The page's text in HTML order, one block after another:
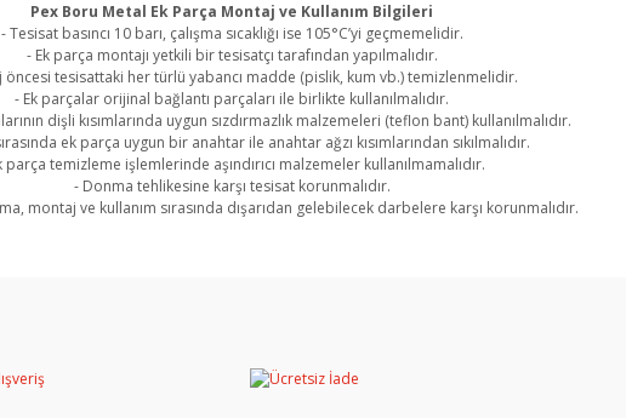
Pex Boru Metal Ek Parça Montaj ve Kullanım Bilgileri
- Tesisat basıncı 10 barı, çalışma sıcaklığı ise 105°C’yi geçmemelidir.
- Ek parça montajı yetkili bir tesisatçı tarafından yapılmalıdır.
öncesi tesisattaki her türlü yabancı madde (pislik, kum vb.) temizlenmelidir.
- Ek parçalar orijinal bağlantı parçaları ile birlikte kullanılmalıdır.
dişli kısımlarında uygun sızdırmazlık malzemeleri (teflon bant) kullanılmalıdır.
ek parça uygun bir anahtar ile anahtar ağzı kısımlarından sıkılmalıdır.
parça temizleme işlemlerinde aşındırıcı malzemeler kullanılmamalıdır.
- Donma tehlikesine karşı tesisat korunmalıdır.
montaj ve kullanım sırasında dışarıdan gelebilecek darbelere karşı korunmalıdır.
Yorum Yaz